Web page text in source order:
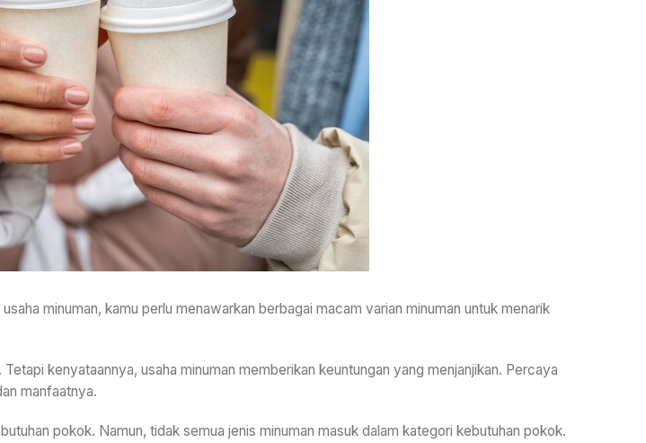
minuman, kamu perlu menawarkan berbagai macam varian minuman untuk menarik
kenyataannya, usaha minuman memberikan keuntungan yang menjanjikan. Percaya
manfaatnya.
pokok. Namun, tidak semua jenis minuman masuk dalam kategori kebutuhan pokok.